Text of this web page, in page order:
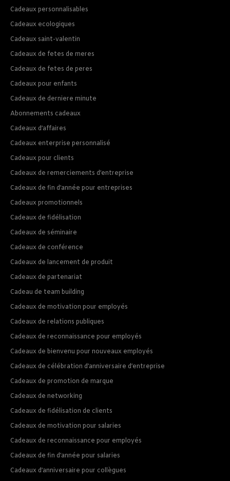
Cadeaux personnalisables
Cadeaux ecologiques
Cadeaux saint-valentin
Cadeaux de fetes de meres
Cadeaux de fetes de peres
Cadeaux pour enfants
Cadeaux de derniere minute
Abonnements cadeaux
Cadeaux d’affaires
Cadeaux enterprise personnalisé
Cadeaux pour clients
Cadeaux de remerciements d’entreprise
Cadeaux de fin d’année pour entreprises
Cadeaux promotionnels
Cadeaux de fidélisation
Cadeaux de séminaire
Cadeaux de conférence
Cadeaux de lancement de produit
Cadeaux de partenariat
Cadeau de team building
Cadeaux de motivation pour employés
Cadeaux de relations publiques
Cadeaux de reconnaissance pour employés
Cadeaux de bienvenu pour nouveaux employés
Cadeaux de célébration d’anniversaire d’entreprise
Cadeaux de promotion de marque
Cadeaux de networking
Cadeaux de fidélisation de clients
Cadeaux de motivation pour salaries
Cadeaux de reconnaissance pour employés
Cadeaux de fin d’année pour salaries
Cadeaux d’anniversaire pour collègues